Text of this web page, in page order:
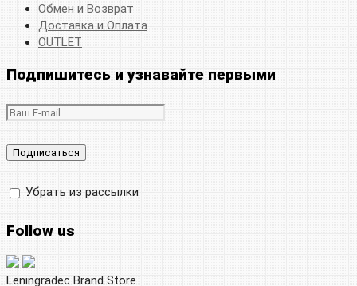
Обмен и Возврат
Доставка и Оплата
OUTLET
Подпишитесь и узнавайте первыми
Убрать из рассылки
Follow us
Leningradec Brand Store